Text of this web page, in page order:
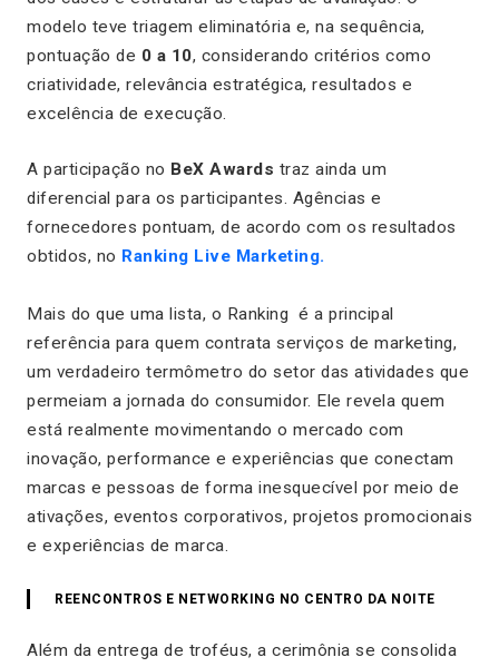
modelo teve triagem eliminatória e, na sequência,
pontuação de 0 a 10, considerando critérios como
criatividade, relevância estratégica, resultados e
excelência de execução.
A participação no BeX Awards traz ainda um
diferencial para os participantes. Agências e
fornecedores pontuam, de acordo com os resultados
obtidos, no Ranking Live Marketing.
Mais do que uma lista, o Ranking é a principal
referência para quem contrata serviços de marketing,
um verdadeiro termômetro do setor das atividades que
permeiam a jornada do consumidor. Ele revela quem
está realmente movimentando o mercado com
inovação, performance e experiências que conectam
marcas e pessoas de forma inesquecível por meio de
ativações, eventos corporativos, projetos promocionais
e experiências de marca.
REENCONTROS E NETWORKING NO CENTRO DA NOITE
Além da entrega de troféus, a cerimônia se consolida